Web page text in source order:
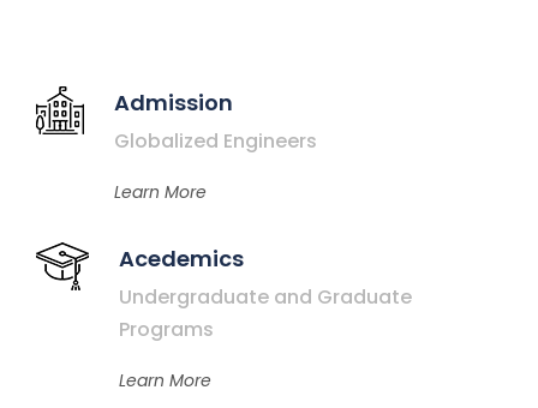
Admission
Globalized Engineers
Learn More
Acedemics
Undergraduate and Graduate
Programs
Learn More